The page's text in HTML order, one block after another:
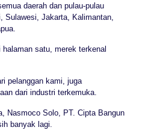
daerah dan pulau-pulau
Sulawesi, Jakarta, Kalimantan,
satu, merek terkenal
pelanggan kami, juga
dari industri terkemuka.
Nasmoco Solo, PT. Cipta Bangun
banyak lagi.